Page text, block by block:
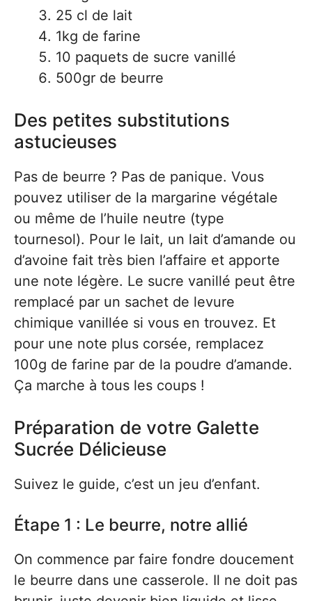
25 cl de lait
1kg de farine
10 paquets de sucre vanillé
500gr de beurre
Des petites substitutions
astucieuses
Pas de beurre ? Pas de panique. Vous
pouvez utiliser de la margarine végétale
ou même de l’huile neutre (type
tournesol). Pour le lait, un lait d’amande ou
d’avoine fait très bien l’affaire et apporte
une note légère. Le sucre vanillé peut être
remplacé par un sachet de levure
chimique vanillée si vous en trouvez. Et
pour une note plus corsée, remplacez
100g de farine par de la poudre d’amande.
Ça marche à tous les coups !
Préparation de votre Galette
Sucrée Délicieuse
Suivez le guide, c’est un jeu d’enfant.
Étape 1 : Le beurre, notre allié
On commence par faire fondre doucement
le beurre dans une casserole. Il ne doit pas